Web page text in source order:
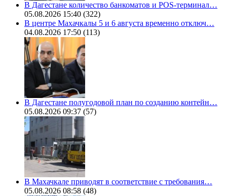
В Дагестане количество банкоматов и POS-терминал…
05.08.2026 15:40 (322)
В центре Махачкалы 5 и 6 августа временно отключ…
04.08.2026 17:50 (113)
В Дагестане полугодовой план по созданию контейн…
05.08.2026 09:37 (57)
В Махачкале приводят в соответствие с требования…
05.08.2026 08:58 (48)